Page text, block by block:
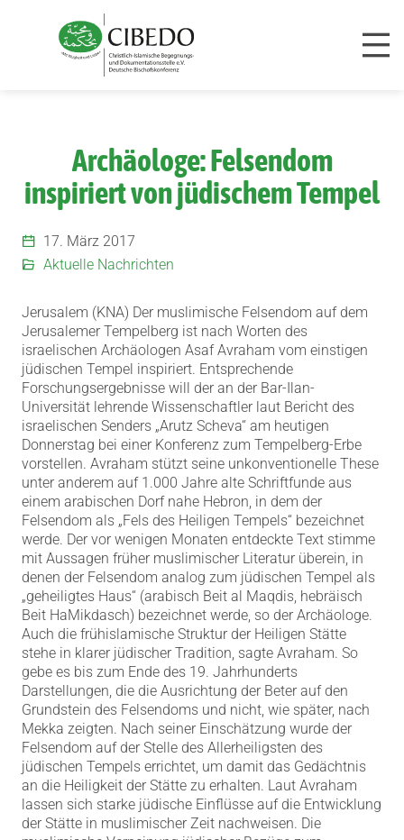
Archäologe: Felsendom
inspiriert von jüdischem Tempel
17. März 2017
Aktuelle Nachrichten
Jerusalem (KNA) Der muslimische Felsendom auf dem
Jerusalemer Tempelberg ist nach Worten des
israelischen Archäologen Asaf Avraham vom einstigen
jüdischen Tempel inspiriert. Entsprechende
Forschungsergebnisse will der an der Bar-Ilan-
Universität lehrende Wissenschaftler laut Bericht des
israelischen Senders „Arutz Scheva“ am heutigen
Donnerstag bei einer Konferenz zum Tempelberg-Erbe
vorstellen. Avraham stützt seine unkonventionelle These
unter anderem auf 1.000 Jahre alte Schriftfunde aus
einem arabischen Dorf nahe Hebron, in dem der
Felsendom als „Fels des Heiligen Tempels“ bezeichnet
werde. Der vor wenigen Monaten entdeckte Text stimme
mit Aussagen früher muslimischer Literatur überein, in
denen der Felsendom analog zum jüdischen Tempel als
„geheiligtes Haus“ (arabisch Beit al Maqdis, hebräisch
Beit HaMikdasch) bezeichnet werde, so der Archäologe.
Auch die frühislamische Struktur der Heiligen Stätte
stehe in klarer jüdischer Tradition, sagte Avraham. So
gebe es bis zum Ende des 19. Jahrhunderts
Darstellungen, die die Ausrichtung der Beter auf den
Grundstein des Felsendoms und nicht, wie später, nach
Mekka zeigten. Nach seiner Einschätzung wurde der
Felsendom auf der Stelle des Allerheiligsten des
jüdischen Tempels errichtet, um damit das Gedächtnis
an die Heiligkeit der Stätte zu erhalten. Laut Avraham
lassen sich starke jüdische Einflüsse auf die Entwicklung
der Stätte in muslimischer Zeit nachweisen. Die